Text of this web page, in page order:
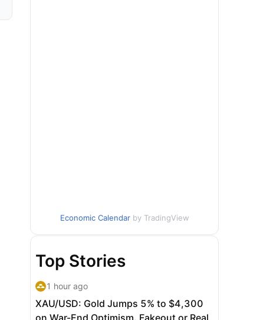
Economic Calendar by TradingView